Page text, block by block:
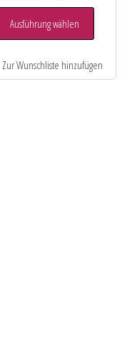
Ausführung wählen